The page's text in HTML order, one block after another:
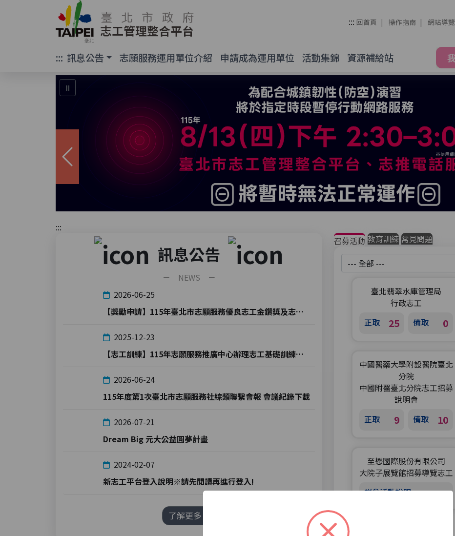
臺北市政府 志工管理整合平台 ::: 回首頁 操作指南 網站導覽
::: 訊息公告 志願服務運用單位介紹 申請成為運用單位 活動集錦 資源補給站
⏸
上一張
:::
訊息公告
－ NEWS －
2026-06-25
【獎勵申請】115年臺北市志願服務優良志工金鑽獎及志願服務終身成就獎
2025-12-23
【志工訓練】115年志願服務推廣中心辦理志工基礎訓練及社福類志工特殊訓練時間表
2026-06-24
115年度第1次臺北市志願服務社綜類聯繫會報 會議紀錄下載
2026-07-21
Dream Big 元大公益圓夢計畫
2024-02-07
新志工平台登入說明※請先閱讀再進行登入!
了解更多
召募活動 教育訓練 常見問題
地區選擇
臺北翡翠水庫管理局
行政志工
正取
25 備取 0
中國醫藥大學附設醫院臺北
分院
中國附醫臺北分院志工招募
說明會
正取
9 備取 10
至懋國際股份有限公司
大院子展覽館招募導覽志工
詳參活動說明